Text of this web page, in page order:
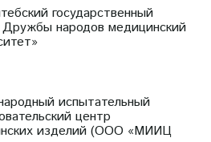
государственный
народов медицинский
испытательный
центр
изделий (ООО «МИИЦ